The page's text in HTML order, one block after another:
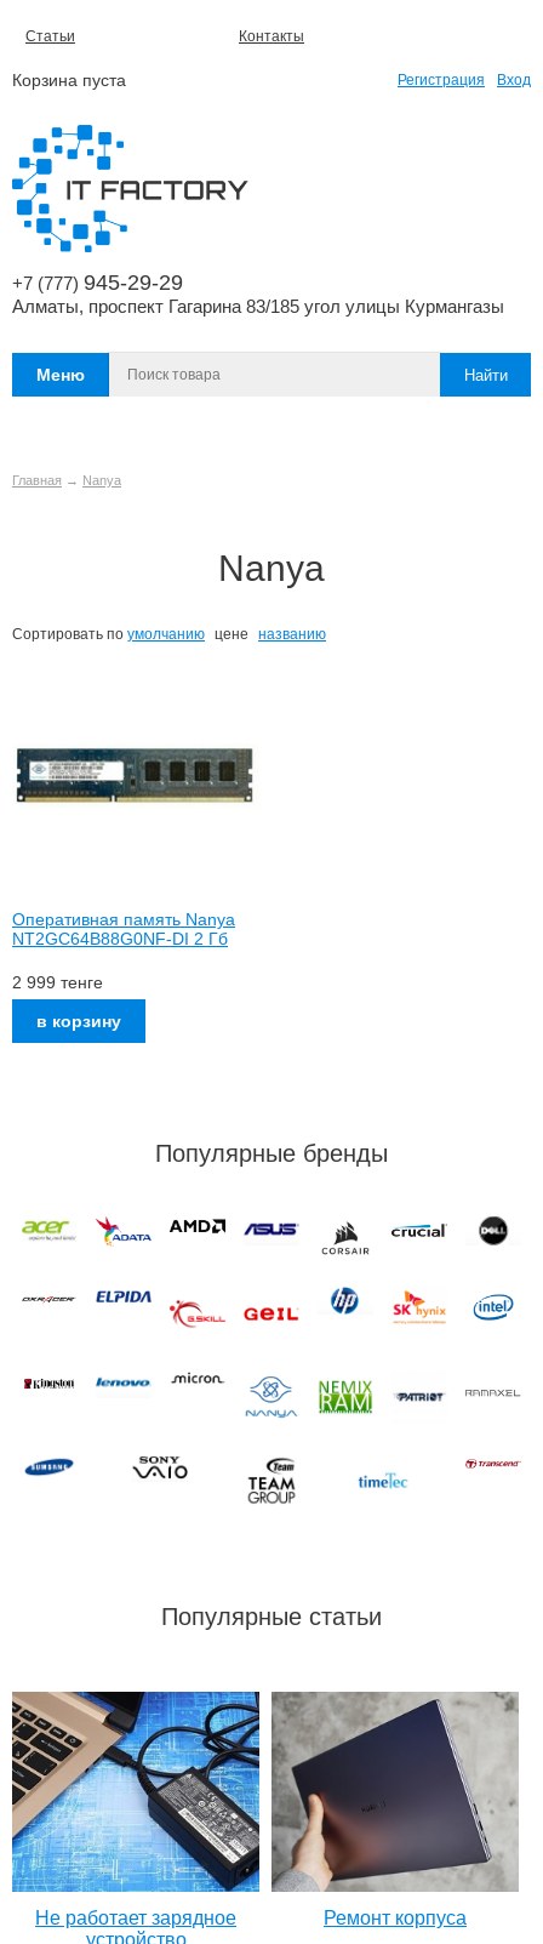
Статьи Контакты
Корзина пуста Регистрация Вход
+7 (777) 945-29-29
Алматы, проспект Гагарина 83/185 угол улицы Курмангазы
Меню
Главная → Nanya
Nanya
Сортировать по умолчанию цене названию
Оперативная память Nanya
NT2GC64B88G0NF-DI 2 Гб
2 999 тенге
Популярные бренды
Популярные статьи
Не работает зарядное
устройство
Ремонт корпуса